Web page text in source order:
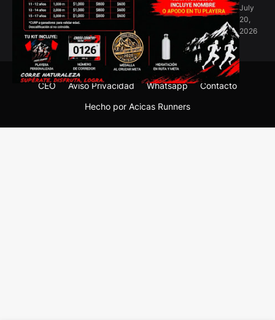
July
20,
2026
Hecho por Acicas Runners
CEO Aviso Privacidad Whatsapp Contacto